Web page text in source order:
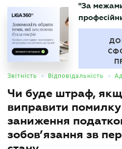
БУХГАЛТЕР
"За межами
Звітність • Відповідальність •
Чи буде штраф,
виправити
заниження
зобов’язання зв